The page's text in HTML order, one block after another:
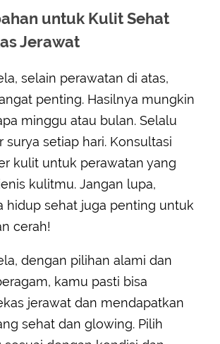
untuk Kulit Sehat
Jerawat
selain perawatan di atas,
penting. Hasilnya mungkin
minggu atau bulan. Selalu
surya setiap hari. Konsultasi
kulit untuk perawatan yang
kulitmu. Jangan lupa,
hidup sehat juga penting untuk
cerah!
dengan pilihan alami dan
kamu pasti bisa
jerawat dan mendapatkan
sehat dan glowing. Pilih